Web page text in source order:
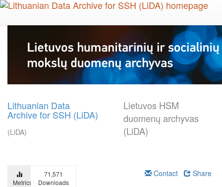
Skip
main
Lithuanian Data
Archive for SSH (LiDA)
(LiDA)
Lietuvos HSM
duomenų archyvas
(LiDA)
Metrics
71,571
Downloads
Contact Share